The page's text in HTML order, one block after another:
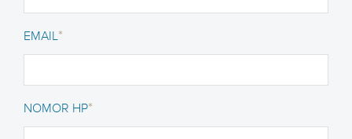
EMAIL*
NOMOR HP*